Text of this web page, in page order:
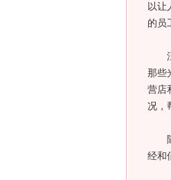
以让
的员
汪
那些
营店
况，
随
经和